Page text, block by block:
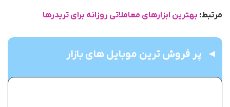
مرتبط: بهترین ابزارهای معاملاتی روزانه برای تریدرها
پر فروش ترین موبایل های بازار